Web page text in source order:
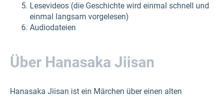
Lesevideos (die Geschichte wird einmal schnell und
einmal langsam vorgelesen)
Audiodateien
Über Hanasaka Jiisan
Hanasaka Jiisan ist ein Märchen über einen alten